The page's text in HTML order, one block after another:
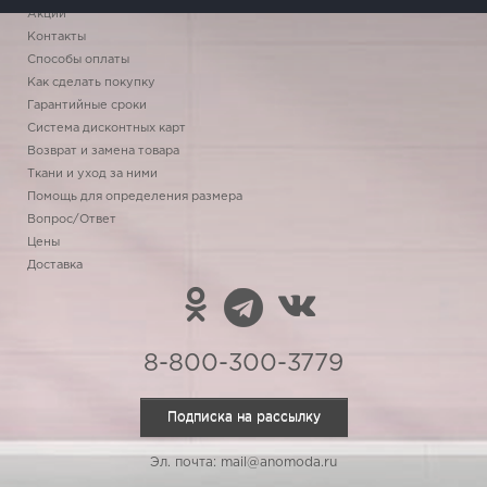
Акции
Контакты
Способы оплаты
Как сделать покупку
Гарантийные сроки
Система дисконтных карт
Возврат и замена товара
Ткани и уход за ними
Помощь для определения размера
Вопрос/Ответ
Цены
Доставка
8-800-300-3779
Подписка на рассылку
Эл. почта: mail@anomoda.ru